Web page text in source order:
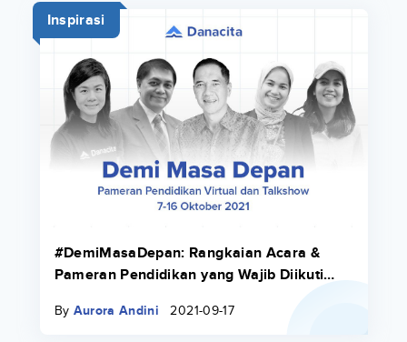
Inspirasi
#DemiMasaDepan: Rangkaian Acara &
Pameran Pendidikan yang Wajib Diikuti
By Aurora Andini 2021-09-17